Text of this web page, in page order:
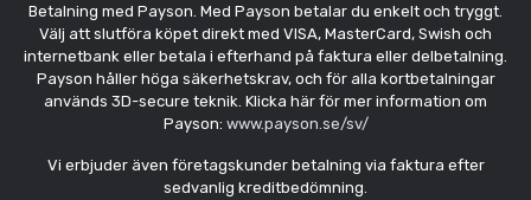
Betalning med Payson. Med Payson betalar du enkelt och tryggt.
Välj att slutföra köpet direkt med VISA, MasterCard, Swish och
internetbank eller betala i efterhand på faktura eller delbetalning.
Payson håller höga säkerhetskrav, och för alla kortbetalningar
används 3D-secure teknik. Klicka här för mer information om
Payson: www.payson.se/sv/
Vi erbjuder även företagskunder betalning via faktura efter
sedvanlig kreditbedömning.